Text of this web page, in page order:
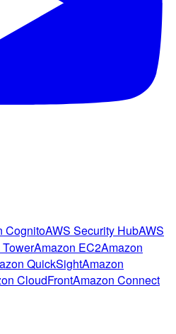
CognitoAWS Security HubAWS
Amazon EC2Amazon
QuickSightAmazon
CloudFrontAmazon Connect